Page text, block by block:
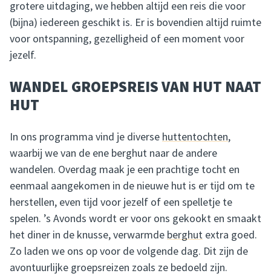
grotere uitdaging, we hebben altijd een reis die voor
(bijna) iedereen geschikt is. Er is bovendien altijd ruimte
voor ontspanning, gezelligheid of een moment voor
jezelf.
WANDEL GROEPSREIS VAN HUT NAAT
HUT
In ons programma vind je diverse huttentochten,
waarbij we van de ene berghut naar de andere
wandelen. Overdag maak je een prachtige tocht en
eenmaal aangekomen in de nieuwe hut is er tijd om te
herstellen, even tijd voor jezelf of een spelletje te
spelen. ’s Avonds wordt er voor ons gekookt en smaakt
het diner in de knusse, verwarmde berghut extra goed.
Zo laden we ons op voor de volgende dag. Dit zijn de
avontuurlijke groepsreizen zoals ze bedoeld zijn.